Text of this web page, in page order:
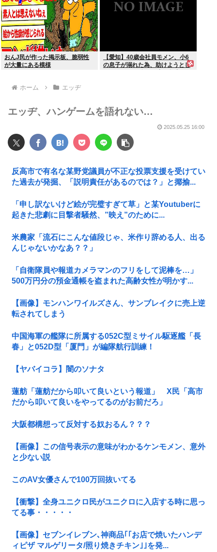
おんJ民が作った掲示板、脆弱性
が大量にある模様
【愛知】40歳会社員モメン、小6
の息子が溺れた為、助けようとし
ホーム エッヂ
エッヂ、ハンゲームを語れない…
2025.05.25 16:00
反高市で有名な某野党議員が不正な投票支援を受けてい
た過去が発掘、「説明責任があるのでは？」と揶揄...
「申し訳ないけど絵が完璧すぎて草」と某Youtuberに
起きた悲劇に目撃者騒然、”映え”のために...
米農家「流石にこんな値段じゃ、米作り辞める人、出る
んじゃないかなあ？？」
「自衛隊員や報道カメラマンのフリをして泥棒を…」
500万円分の預金通帳を盗まれた高齢女性が明かす...
【画像】モンハンワイルズさん、サンブレイクに売上逆
転されてしまう
中国海軍の艦隊に所属する052C型ミサイル駆逐艦「長
春」と052D型「厦門」が編隊航行訓練！
【ヤバイコラ】闇のソナタ
蓮舫「蓮舫だから叩いて良いという報道」 X民「高市
だから叩いて良いをやってるのがお前だろ」
大阪都構想って反対する奴おるん？？？
【画像】この信号表示の意味がわかるケンモメン、意外
と少ない説
このAV女優さんで100万回抜いてる
【衝撃】全身ユニクロ民がユニクロに入店する時に思っ
てる事・・・・・
【画像】セブンイレブン､神商品｢｢お店で焼いたハンデ
ィピザ マルゲリータ/照り焼きチキン｣｣を発...